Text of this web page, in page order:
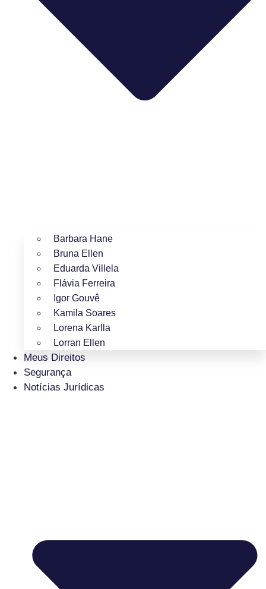
Barbara Hane
Bruna Ellen
Eduarda Villela
Flávia Ferreira
Igor Gouvê
Kamila Soares
Lorena Karlla
Lorran Ellen
Meus Direitos
Segurança
Notícias Jurídicas